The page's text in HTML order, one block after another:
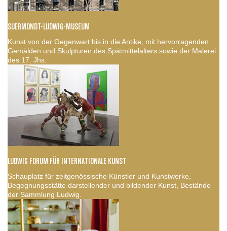
SUERMONDT-LUDWIG-MUSEUM
Kunst von der Gegenwart bis in die Antike, mit hervorragenden
Gemälden und Skulpturen des Spätmittelalters sowie der Malerei
des 17. Jhs.
LUDWIG FORUM FÜR INTERNATIONALE KUNST
Schauplatz für zeitgenössische Künstler und Kunstwerke,
Begegnungsstätte darstellender und bildender Kunst, Bestände
der Sammlung Ludwig.